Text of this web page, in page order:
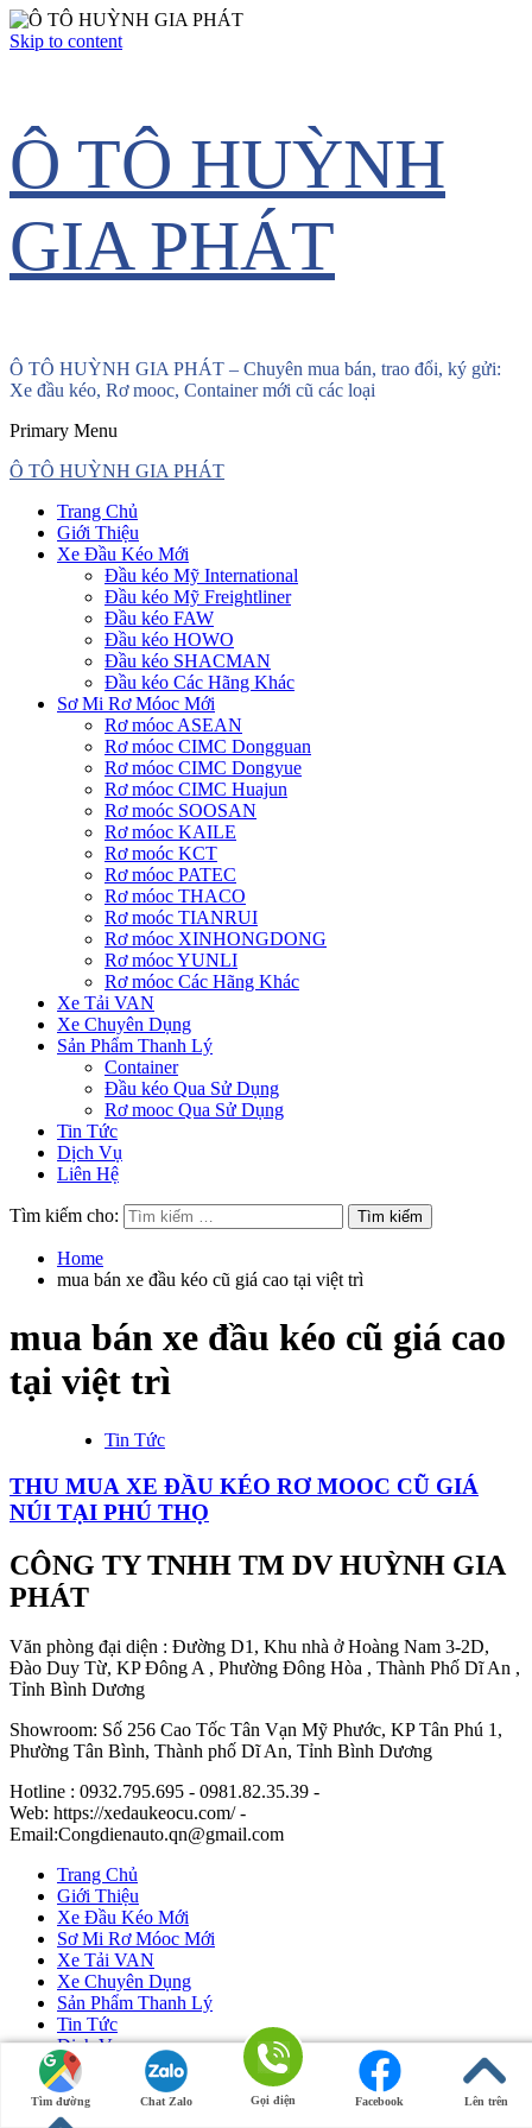
Skip to content
Ô TÔ HUỲNH
GIA PHÁT
Ô TÔ HUỲNH GIA PHÁT – Chuyên mua bán, trao đổi, ký gửi:
Xe đầu kéo, Rơ mooc, Container mới cũ các loại
Primary Menu
Ô TÔ HUỲNH GIA PHÁT
Trang Chủ
Giới Thiệu
Xe Đầu Kéo Mới
Đầu kéo Mỹ International
Đầu kéo Mỹ Freightliner
Đầu kéo FAW
Đầu kéo HOWO
Đầu kéo SHACMAN
Đầu kéo Các Hãng Khác
Sơ Mi Rơ Móoc Mới
Rơ móoc ASEAN
Rơ móoc CIMC Dongguan
Rơ móoc CIMC Dongyue
Rơ móoc CIMC Huajun
Rơ moóc SOOSAN
Rơ móoc KAILE
Rơ moóc KCT
Rơ móoc PATEC
Rơ móoc THACO
Rơ moóc TIANRUI
Rơ móoc XINHONGDONG
Rơ móoc YUNLI
Rơ móoc Các Hãng Khác
Xe Tải VAN
Xe Chuyên Dụng
Sản Phẩm Thanh Lý
Container
Đầu kéo Qua Sử Dụng
Rơ mooc Qua Sử Dụng
Tin Tức
Dịch Vụ
Liên Hệ
Tìm kiếm cho:
Home
mua bán xe đầu kéo cũ giá cao tại việt trì
mua bán xe đầu kéo cũ giá cao
tại việt trì
Tin Tức
THU MUA XE ĐẦU KÉO RƠ MOOC CŨ GIÁ
NÚI TẠI PHÚ THỌ
CÔNG TY TNHH TM DV HUỲNH GIA
PHÁT
Văn phòng đại diện : Đường D1, Khu nhà ở Hoàng Nam 3-2D,
Đào Duy Từ, KP Đông A , Phường Đông Hòa , Thành Phố Dĩ An ,
Tỉnh Bình Dương
Showroom: Số 256 Cao Tốc Tân Vạn Mỹ Phước, KP Tân Phú 1,
Phường Tân Bình, Thành phố Dĩ An, Tỉnh Bình Dương
Hotline : 0932.795.695 - 0981.82.35.39 -
Web: https://xedaukeocu.com/ -
Email:Congdienauto.qn@gmail.com
Tìm đường Chat Zalo Gọi điện Facebook Lên trên
Trang Chủ
Giới Thiệu
Xe Đầu Kéo Mới
Sơ Mi Rơ Móoc Mới
Xe Tải VAN
Xe Chuyên Dụng
Sản Phẩm Thanh Lý
Tin Tức
Dịch Vụ
Liên Hệ
Ô Tô Huỳnh Gia Phát|Xe Đầu Kéo Mỹ by Huỳnh Gia Phát.